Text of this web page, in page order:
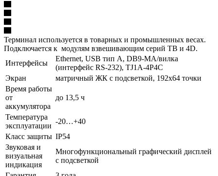
Терминал используется в товарных и промышленных весах.
Подключается к модулям взвешивающим серий TB и 4D.
Интерфейсы
Ethernet, USB тип А, DB9-MА/вилка
(интерфейс RS-232), TJ1A-4P4C
Экран
матричный ЖК с подсветкой, 192х64 точки
Время работы
от
аккумулятора
до 13,5 ч
Температура
эксплуатации
-20…+40
Класс защиты IP54
Звуковая и
визуальная
индикация
Многофункциональный графический дисплей
с подсветкой